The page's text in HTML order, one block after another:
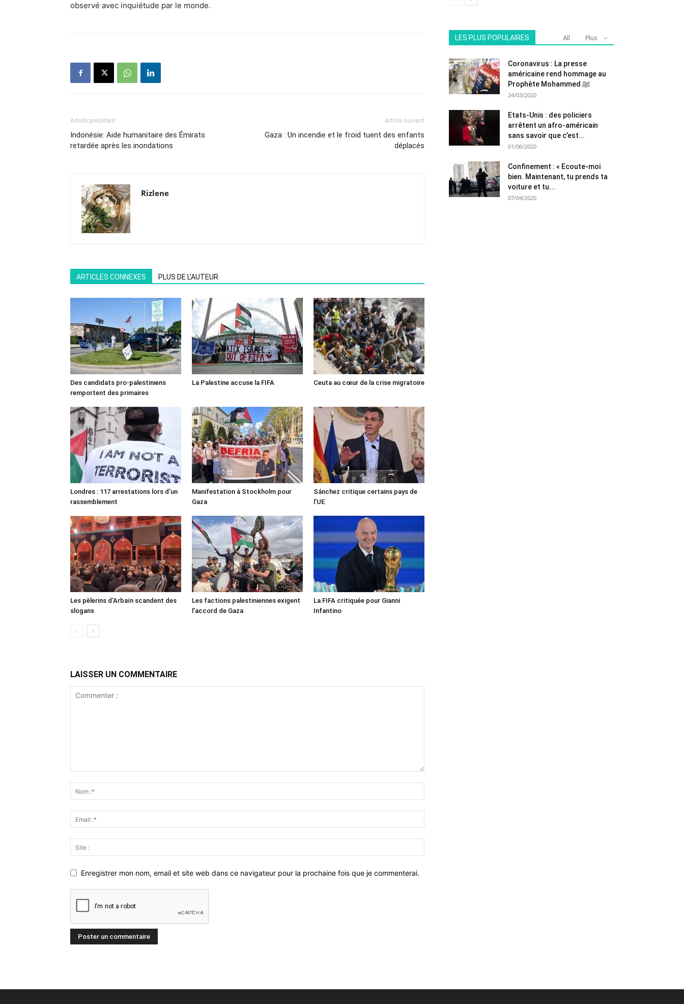
observé avec inquiétude par le monde.
Article précédent
Indonésie: Aide humanitaire des Émirats
retardée après les inondations
Article suivant
Gaza : Un incendie et le froid tuent des enfants
déplacés
Rizlene
ARTICLES CONNEXES PLUS DE L'AUTEUR
Des candidats pro-palestiniens
remportent des primaires
La Palestine accuse la FIFA Ceuta au cœur de la crise migratoire
Londres : 117 arrestations lors d’un
rassemblement
Manifestation à Stockholm pour
Gaza
Sánchez critique certains pays de
l’UE
Les pèlerins d’Arbaïn scandent des
slogans
Les factions palestiniennes exigent
l’accord de Gaza
La FIFA critiquée pour Gianni
Infantino
LAISSER UN COMMENTAIRE
Enregistrer mon nom, email et site web dans ce navigateur pour la prochaine fois que je commenterai.
LES PLUS POPULAIRES All Plus
Coronavirus : La presse
américaine rend hommage au
Prophète Mohammed ﷺ
24/03/2020
Etats-Unis : des policiers
arrêtent un afro-américain
sans savoir que c’est...
01/06/2020
Confinement : « Ecoute-moi
bien. Maintenant, tu prends ta
voiture et tu...
07/04/2020